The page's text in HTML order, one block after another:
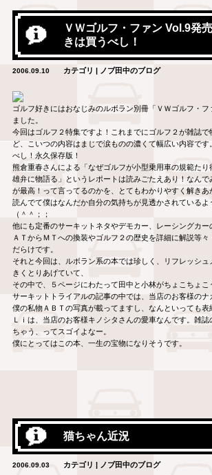
ＶＷゴルフ・ファン Vol.9発
きは買うべし！
2006.09.10 カテゴリ | ノブ田中のブログ
ゴルフ好きにはおなじみのルボラン別冊「ＶＷゴルフ・
ました。
今回はゴルフ２特集ですよ！これまでにゴルフ２が雑誌
ど、こいつの内容はまじで涙ものの濃くて幅広い内容で
べし！永久保存版！
熊倉重春さんによる「なぜゴルフが小型乗用車の規範たり
雄弁に物語る」というレポートは読みごたえあり！なんで
が最高！って言ってるのかを、とてもわかりやすく解きあ
読んでて僕はなんだか自分の気持ちが見透かされているよ
（＾＾；；
他にも定番のサーキットネタやデモカー、レーシングカー
ＡＴからＭＴへの換装やゴルフ２の歴史を詳細に解説等々
だらけです。
それと今回は、ルボラン系の本では珍しく、リフレッシ
きくとりあげていて、
その中で、５ページにわたって田中と小林がちょこちょこ
サーキットトライアルの記事の中では、当店のお客様の
僕の私物ＡＢＴの写真が載ってますし、なんといっても表
Ｌｉは、当店のお客様キノシタさんの愛車なんです。雑
ちゃう、ってスゴイよなー。
僕にとってはこの本、一生の宝物になりそうです。
猫ちゃん近況
2006.09.03 カテゴリ | ノブ田中のブログ